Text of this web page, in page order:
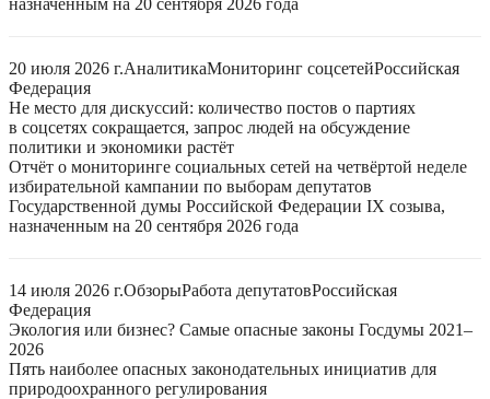
назначенным на 20 сентября 2026 года
20 июля 2026 г.АналитикаМониторинг соцсетейРоссийская
Федерация
Не место для дискуссий: количество постов о партиях
в соцсетях сокращается, запрос людей на обсуждение
политики и экономики растёт
Отчёт о мониторинге социальных сетей на четвёртой неделе
избирательной кампании по выборам депутатов
Государственной думы Российской Федерации IX созыва,
назначенным на 20 сентября 2026 года
14 июля 2026 г.ОбзорыРабота депутатовРоссийская
Федерация
Экология или бизнес? Самые опасные законы Госдумы 2021–
2026
Пять наиболее опасных законодательных инициатив для
природоохранного регулирования